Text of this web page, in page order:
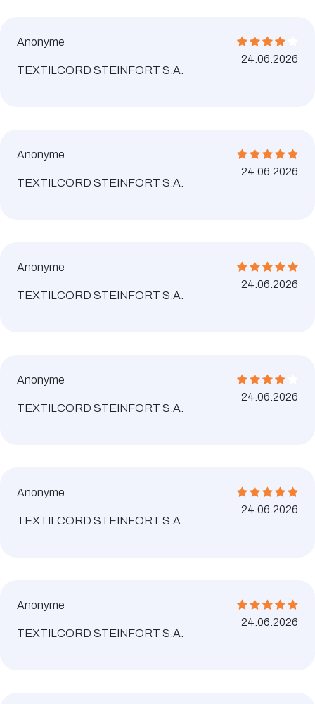
Anonyme
TEXTILCORD STEINFORT S.A.
24.06.2026
Anonyme
TEXTILCORD STEINFORT S.A.
24.06.2026
Anonyme
TEXTILCORD STEINFORT S.A.
24.06.2026
Anonyme
TEXTILCORD STEINFORT S.A.
24.06.2026
Anonyme
TEXTILCORD STEINFORT S.A.
24.06.2026
Anonyme
TEXTILCORD STEINFORT S.A.
24.06.2026